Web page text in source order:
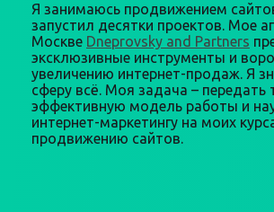
Я занимаюсь продвижением
запустил десятки проектов. Мое
Москве Dneprovsky and Partners
эксклюзивные инструменты и
увеличению интернет-продаж. Я
сферу всё. Моя задача – передать
эффективную модель работы и
интернет-маркетингу на моих
продвижению сайтов.